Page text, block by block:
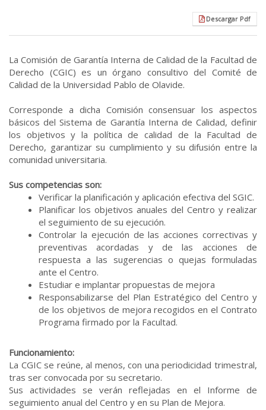
Descargar Pdf
La Comisión de Garantía Interna de Calidad de la Facultad de
Derecho (CGIC) es un órgano consultivo del Comité de
Calidad de la Universidad Pablo de Olavide.
Corresponde a dicha Comisión consensuar los aspectos
básicos del Sistema de Garantía Interna de Calidad, definir
los objetivos y la política de calidad de la Facultad de
Derecho, garantizar su cumplimiento y su difusión entre la
comunidad universitaria.
Sus competencias son:
Verificar la planificación y aplicación efectiva del SGIC.
Planificar los objetivos anuales del Centro y realizar
el seguimiento de su ejecución.
Controlar la ejecución de las acciones correctivas y
preventivas acordadas y de las acciones de
respuesta a las sugerencias o quejas formuladas
ante el Centro.
Estudiar e implantar propuestas de mejora
Responsabilizarse del Plan Estratégico del Centro y
de los objetivos de mejora recogidos en el Contrato
Programa firmado por la Facultad.
Funcionamiento:
La CGIC se reúne, al menos, con una periodicidad trimestral,
tras ser convocada por su secretario.
Sus actividades se verán reflejadas en el Informe de
seguimiento anual del Centro y en su Plan de Mejora.